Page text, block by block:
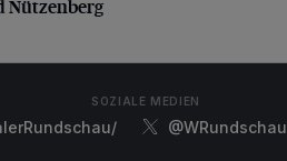
Nützenberg
SOZIALE MEDIEN
@WRundschau